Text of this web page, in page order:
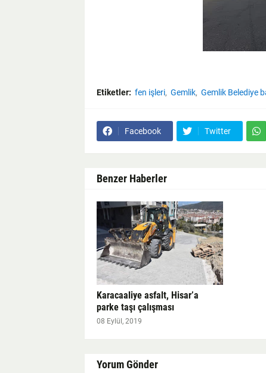
Etiketler: fen işleri Gemlik Gemlik Belediye
Facebook Twitter
Benzer Haberler
Karacaaliye asfalt, Hisar’a
parke taşı çalışması
08 Eylül, 2019
Yorum Gönder